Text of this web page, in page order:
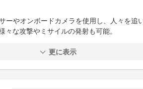
ーやオンボードカメラを使用し、人々を追
々な攻撃やミサイルの発射も可能。
更に表示